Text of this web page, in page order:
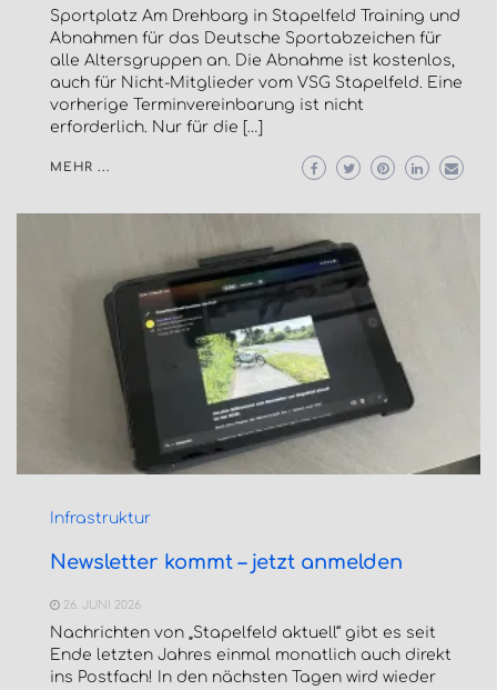
Sportplatz Am Drehbarg in Stapelfeld Training und
Abnahmen für das Deutsche Sportabzeichen für
alle Altersgruppen an. Die Abnahme ist kostenlos,
auch für Nicht-Mitglieder vom VSG Stapelfeld. Eine
vorherige Terminvereinbarung ist nicht
erforderlich. Nur für die […]
MEHR ...
Infrastruktur
Newsletter kommt – jetzt anmelden
26. JUNI 2026
Nachrichten von „Stapelfeld aktuell“ gibt es seit
Ende letzten Jahres einmal monatlich auch direkt
ins Postfach! In den nächsten Tagen wird wieder